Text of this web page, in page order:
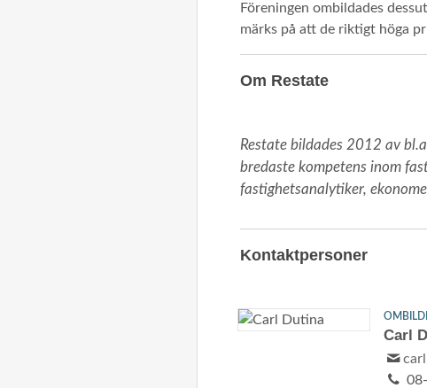
Föreningen ombildades
märks på att de riktigt höga
Om Restate
Restate bildades 2012 av
bredaste kompetens inom
fastighetsanalytiker,
Kontaktpersoner
Carl